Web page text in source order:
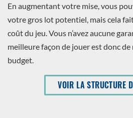
En augmentant votre mise, vous
votre gros lot potentiel, mais cela
coût du jeu. Vous n’avez aucune
meilleure façon de jouer est donc
budget.
VOIR LA STRUCTURE